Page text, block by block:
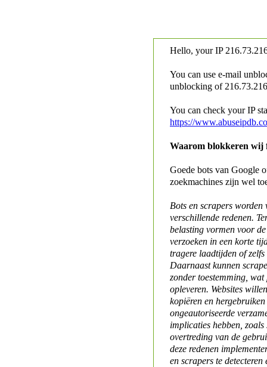
Hello, your IP
You can use e-mail
unblocking of
You can check your IP
https://
Waarom blokkeren wij
Goede bots van Google
zoekmachines zijn wel
Bots en scrapers worden
verschillende redenen.
belasting vormen voor
verzoeken in een korte
tragere laadtijden of
Daarnaast kunnen
zonder toestemming,
opleveren. Websites
kopiëren en
ongeautoriseerde
implicaties hebben,
overtreding van de
deze redenen
en scrapers te detecteren